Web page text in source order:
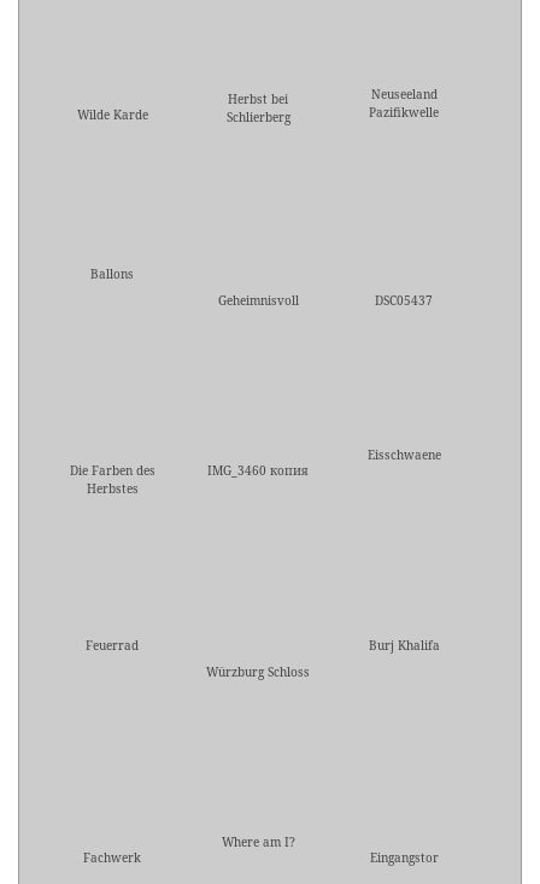
Wilde Karde
Herbst bei
Schlierberg
Neuseeland
Pazifikwelle
Ballons
Geheimnisvoll
DSC05437
Die Farben des
Herbstes
IMG_3460 копия
Eisschwaene
Feuerrad
Würzburg Schloss
Burj Khalifa
Fachwerk
Where am I?
Eingangstor